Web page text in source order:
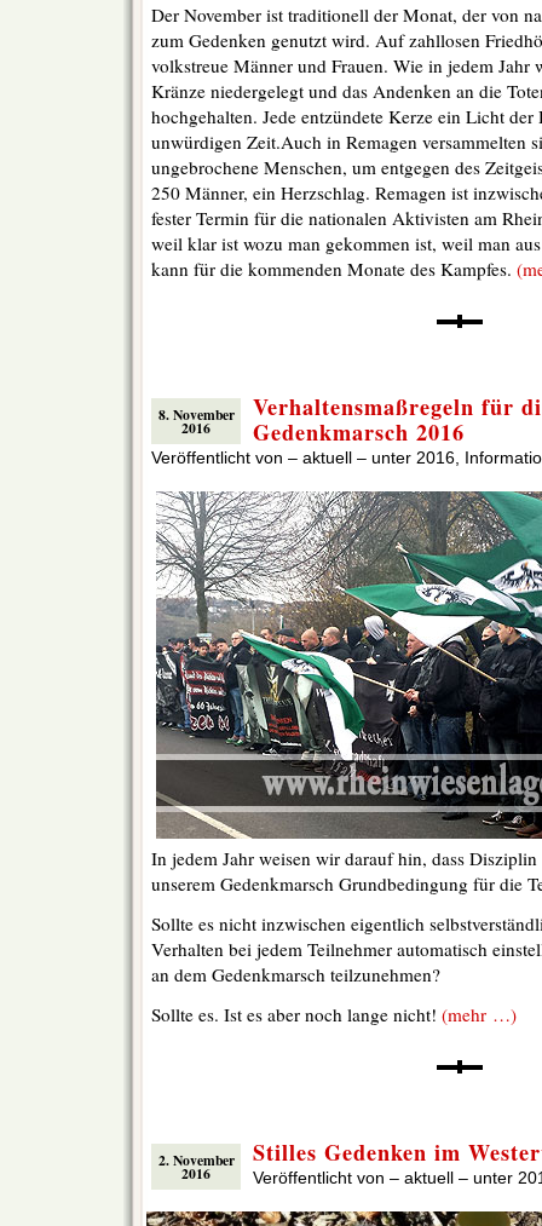
Der November ist traditionell der Monat, der von
zum Gedenken genutzt wird. Auf zahllosen
volkstreue Männer und Frauen. Wie in jedem Jahr
Kränze niedergelegt und das Andenken an die
hochgehalten. Jede entzündete Kerze ein Licht
unwürdigen Zeit.Auch in Remagen versammelten
ungebrochene Menschen, um entgegen des
250 Männer, ein Herzschlag. Remagen ist
fester Termin für die nationalen Aktivisten am
weil klar ist wozu man gekommen ist, weil man
kann für die kommenden Monate des Kampfes.
8. November
2016
Verhaltensmaßregeln für
Gedenkmarsch 2016
Veröffentlicht von – aktuell – unter 2016
In jedem Jahr weisen wir darauf hin, dass
unserem Gedenkmarsch Grundbedingung für die
Sollte es nicht inzwischen eigentlich
Verhalten bei jedem Teilnehmer automatisch
an dem Gedenkmarsch teilzunehmen?
Sollte es. Ist es aber noch lange nicht! (mehr …)
2. November
2016
Stilles Gedenken im
Veröffentlicht von – aktuell – unter